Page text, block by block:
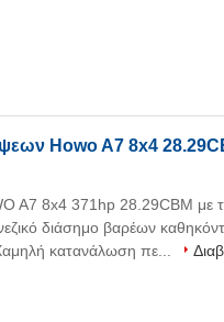
Howo A7 8x4
A7 8x4 371hp 28.29CBM με
διάσημο βαρέων
κατανάλωση πε...